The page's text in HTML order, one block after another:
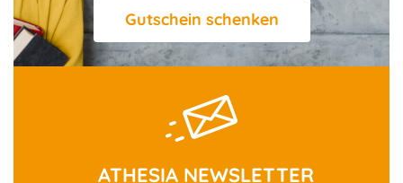
Gutschein schenken
ATHESIA NEWSLETTER